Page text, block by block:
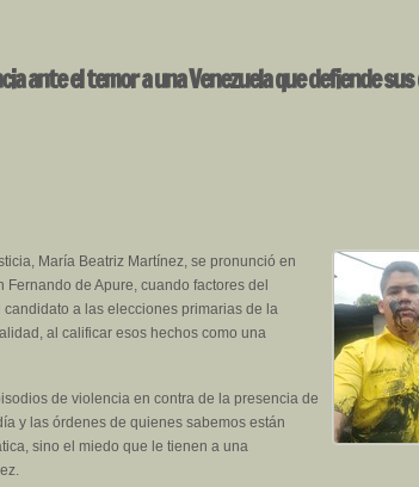
ante el temor a una Venezuela que defiende
María Beatriz Martínez, se pronunció en
de Apure, cuando factores del
a las elecciones primarias de la
al calificar esos hechos como una
de violencia en contra de la presencia de
y las órdenes de quienes sabemos están
sino el miedo que le tienen a una